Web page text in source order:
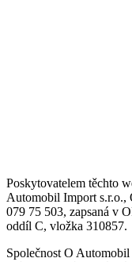
Poskytovatelem těchto
Automobil Import s.r.o.,
079 75 503, zapsaná v
oddíl C, vložka 310857.
Společnost O Automobil